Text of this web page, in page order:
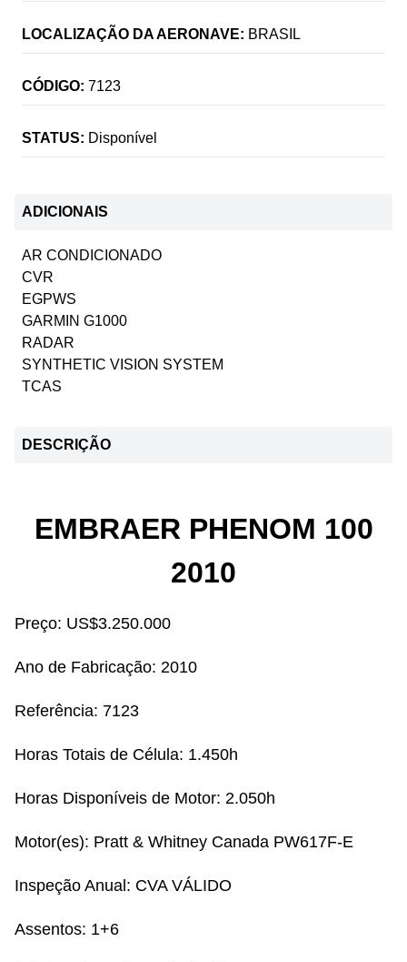
LOCALIZAÇÃO DA AERONAVE: BRASIL
CÓDIGO: 7123
STATUS: Disponível
ADICIONAIS
AR CONDICIONADO
CVR
EGPWS
GARMIN G1000
RADAR
SYNTHETIC VISION SYSTEM
TCAS
DESCRIÇÃO
EMBRAER PHENOM 100
2010
Preço: US$3.250.000
Ano de Fabricação: 2010
Referência: 7123
Horas Totais de Célula: 1.450h
Horas Disponíveis de Motor: 2.050h
Motor(es): Pratt & Whitney Canada PW617F-E
Inspeção Anual: CVA VÁLIDO
Assentos: 1+6